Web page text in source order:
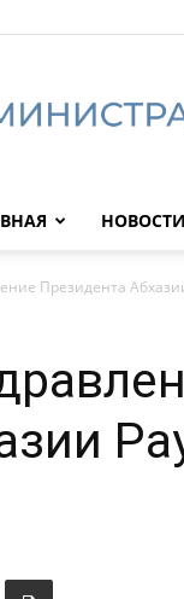
НОВОСТИ
Президента